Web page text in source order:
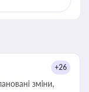
+26
зміни,